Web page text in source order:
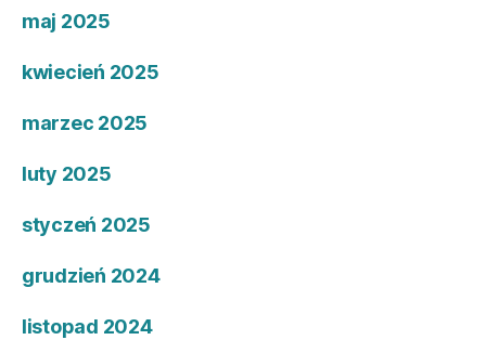
maj 2025
kwiecień 2025
marzec 2025
luty 2025
styczeń 2025
grudzień 2024
listopad 2024